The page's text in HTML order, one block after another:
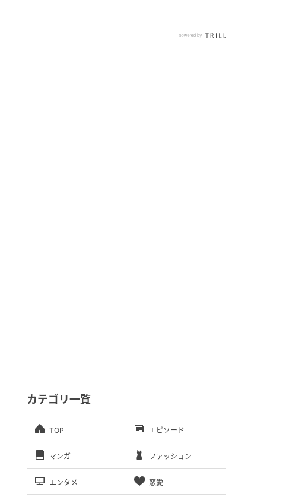
カテゴリ一覧
TOP エピソード
マンガ ファッション
エンタメ 恋愛